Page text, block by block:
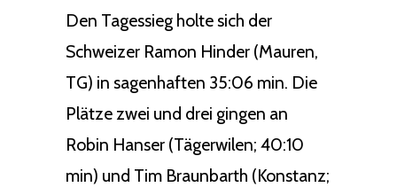
Den Tagessieg holte sich der
Schweizer Ramon Hinder (Mauren,
TG) in sagenhaften 35:06 min. Die
Plätze zwei und drei gingen an
Robin Hanser (Tägerwilen; 40:10
min) und Tim Braunbarth (Konstanz;